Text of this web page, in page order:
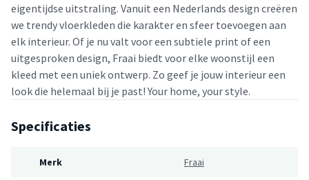
eigentijdse uitstraling. Vanuit een Nederlands design creëren
we trendy vloerkleden die karakter en sfeer toevoegen aan
elk interieur. Of je nu valt voor een subtiele print of een
uitgesproken design, Fraai biedt voor elke woonstijl een
kleed met een uniek ontwerp. Zo geef je jouw interieur een
look die helemaal bij je past! Your home, your style.
Specificaties
Merk Fraai